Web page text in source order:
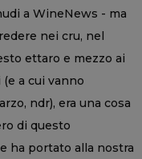
a WineNews - ma
nei cru, nel
ettaro e mezzo ai
a cui vanno
ndr), era una cosa
di questo
ha portato alla nostra